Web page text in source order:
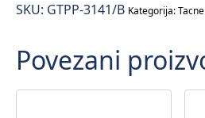
SKU: GTPP-3141/B Kategorija:
Povezani